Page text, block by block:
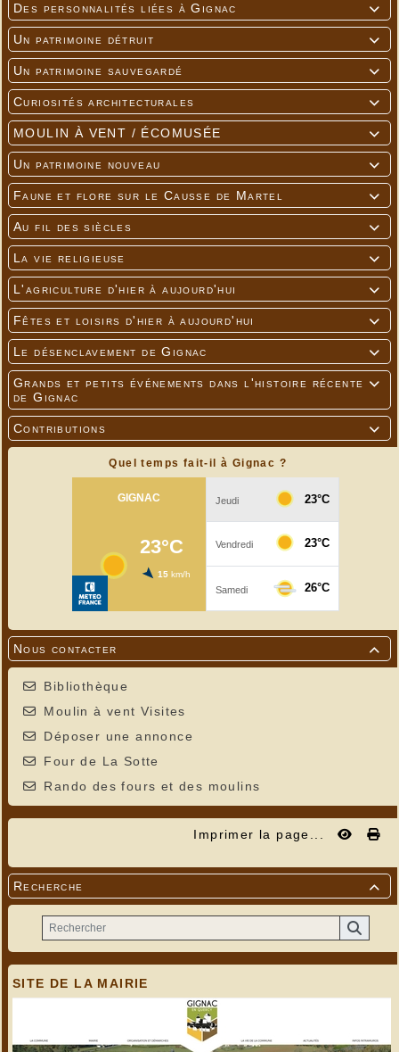

Des personnalités liées à Gignac

Un patrimoine détruit

Un patrimoine sauvegardé

Curiosités architecturales

MOULIN À VENT / ÉCOMUSÉE

Un patrimoine nouveau

Faune et flore sur le Causse de Martel

Au fil des siècles

La vie religieuse

L'agriculture d'hier à aujourd'hui

Fêtes et loisirs d'hier à aujourd'hui

Le désenclavement de Gignac

Grands et petits événements dans l'histoire récente
de Gignac

Contributions
Quel temps fait-il à Gignac ?

Nous contacter
Bibliothèque
Moulin à vent Visites
Déposer une annonce
Four de La Sotte
Rando des fours et des moulins
Imprimer la page...

Recherche
SITE DE LA MAIRIE